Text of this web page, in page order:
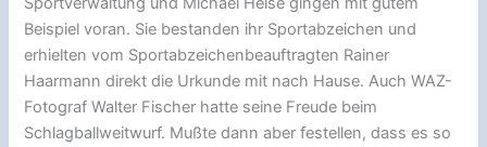
Beispiel voran. Sie bestanden ihr Sportabzeichen und
erhielten vom Sportabzeichenbeauftragten Rainer
Haarmann direkt die Urkunde mit nach Hause. Auch WAZ-
Fotograf Walter Fischer hatte seine Freude beim
Schlagballweitwurf. Mußte dann aber festellen, dass es so